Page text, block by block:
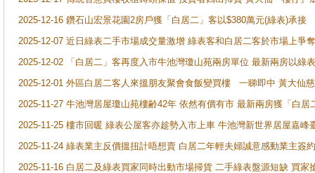
2025-12-16 鑽石山宏景花園2房戶獲「白居二」客以$380萬元(綠表)承接
2025-12-07 近日綠表二手市場成交量激增 綠表客和白居二客於市場上
2025-12-02 「白居二」客再度入市牛池灣瓊山苑兩房單位 最新兩房以綠
2025-12-01 外區白居二客人來搵朋友聚會食飯變買樓 一睇即中 黃大仙
2025-11-27 牛池灣居屋瓊山苑樓齢42年 依然有價有市 最新兩房獲「白居
2025-11-25 樓市回暖 綠表公屋客亦趁勢入市上車 牛池灣新世界居屋嘉峰
2025-11-24 綠表業主反價搵扭計唔想賣 白居二年輕夫婦誠意感動業主簽
2025-11-16 白居二及綠表買家同時出動市場掃貨 二手綠表盤源短缺 買